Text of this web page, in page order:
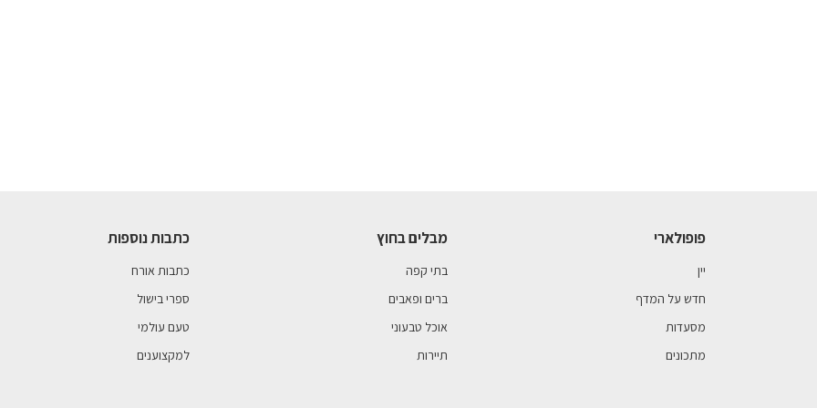
פופולארי
יין
חדש על המדף
מסעדות
מתכונים
מבלים בחוץ
בתי קפה
ברים ופאבים
אוכל טבעוני
תיירות
כתבות נוספות
כתבות אורח
ספרי בישול
טעם עולמי
למקצוענים